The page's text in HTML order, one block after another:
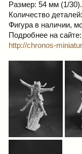
Размер: 54 мм (1/30).
Количество
Фигура в наличии,
Подробнее на сайте:
http://chronos-